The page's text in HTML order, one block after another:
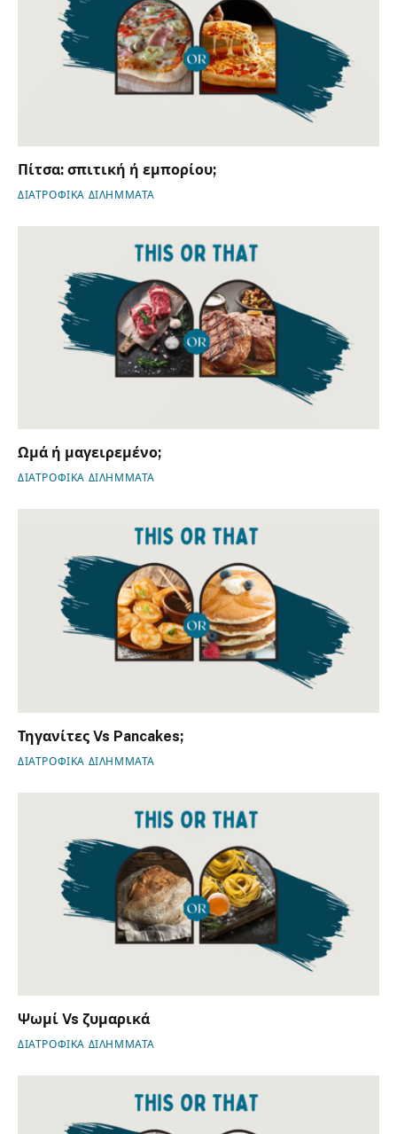
Πίτσα: σπιτική ή εμπορίου;
ΔΙΑΤΡΟΦΙΚΑ ΔΙΛΗΜΜΑΤΑ
Ωμά ή μαγειρεμένο;
ΔΙΑΤΡΟΦΙΚΑ ΔΙΛΗΜΜΑΤΑ
Τηγανίτες Vs Pancakes;
ΔΙΑΤΡΟΦΙΚΑ ΔΙΛΗΜΜΑΤΑ
Ψωμί Vs ζυμαρικά
ΔΙΑΤΡΟΦΙΚΑ ΔΙΛΗΜΜΑΤΑ